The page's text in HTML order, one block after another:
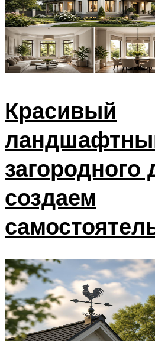
Красивый
загородного
создаем